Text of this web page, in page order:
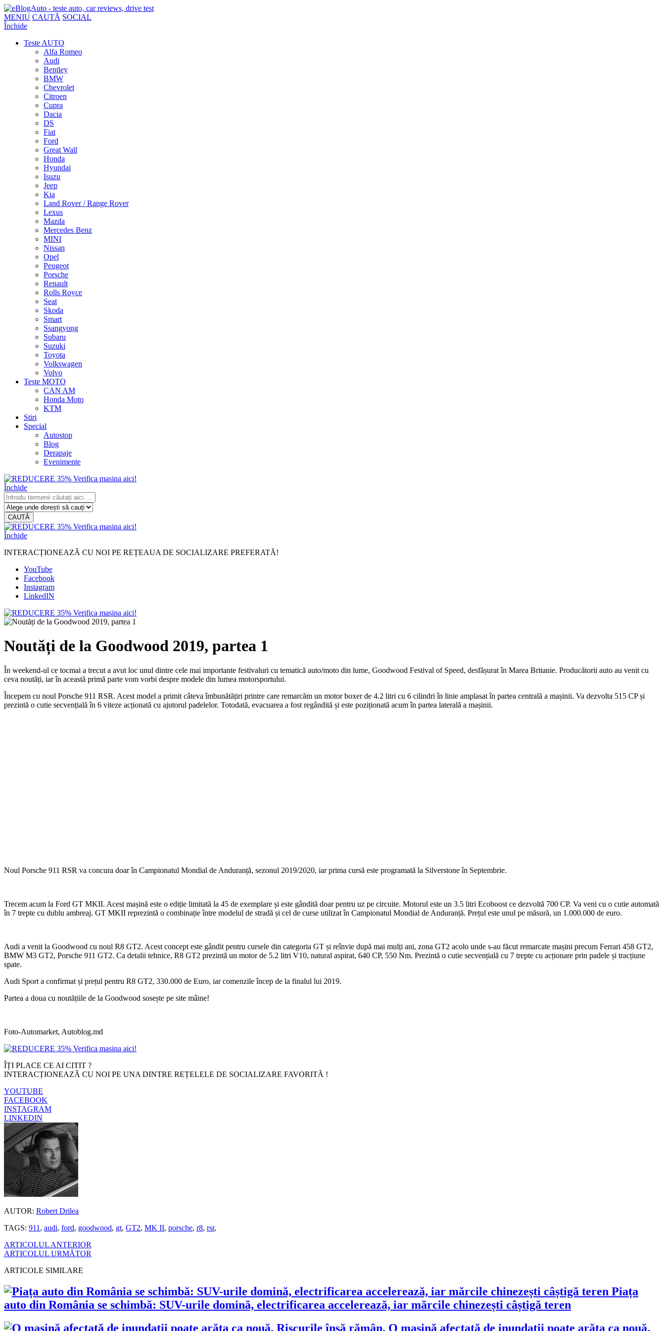
MENIU CAUTĂ SOCIAL
Închide
Teste AUTO
Alfa Romeo
Audi
Bentley
BMW
Chevrolet
Citroen
Cupra
Dacia
DS
Fiat
Ford
Great Wall
Honda
Hyundai
Isuzu
Jeep
Kia
Land Rover / Range Rover
Lexus
Mazda
Mercedes Benz
MINI
Nissan
Opel
Peugeot
Porsche
Renault
Rolls Royce
Seat
Skoda
Smart
Ssangyong
Subaru
Suzuki
Toyota
Volkswagen
Volvo
Teste MOTO
CAN AM
Honda Moto
KTM
Stiri
Special
Autostop
Blog
Derapaje
Evenimente
Închide
CAUTĂ
Închide
INTERACȚIONEAZĂ CU NOI PE REȚEAUA DE SOCIALIZARE PREFERATĂ!
YouTube
Facebook
Instagram
LinkedIN
Noutăți de la Goodwood 2019, partea 1
În weekend-ul ce tocmai a trecut a avut loc unul dintre cele mai importante festivaluri cu tematică auto/moto din lume, Goodwood Festival of Speed, desfășurat în Marea Britanie. Producătorii auto au venit cu
ceva noutăți, iar în această primă parte vom vorbi despre modele din lumea motorsportului.
Începem cu noul Porsche 911 RSR. Acest model a primit câteva îmbunătățiri printre care remarcăm un motor boxer de 4.2 litri cu 6 cilindri în linie amplasat în partea centrală a mașinii. Va dezvolta 515 CP și
prezintă o cutie secvențială în 6 viteze acționată cu ajutorul padelelor. Totodată, evacuarea a fost regândită și este poziționată acum în partea laterală a mașinii.
Noul Porsche 911 RSR va concura doar în Campionatul Mondial de Anduranță, sezonul 2019/2020, iar prima cursă este programată la Silverstone în Septembrie.
Trecem acum la Ford GT MKII. Acest mașină este o ediție limitată la 45 de exemplare și este gândită doar pentru uz pe circuite. Motorul este un 3.5 litri Ecoboost ce dezvoltă 700 CP. Va veni cu o cutie automată
în 7 trepte cu dublu ambreaj. GT MKII reprezintă o combinație între modelul de stradă și cel de curse utilizat în Campionatul Mondial de Anduranță. Prețul este unul pe măsură, un 1.000.000 de euro.
Audi a venit la Goodwood cu noul R8 GT2. Acest concept este gândit pentru cursele din categoria GT și reînvie după mai mulți ani, zona GT2 acolo unde s-au făcut remarcate mașini precum Ferrari 458 GT2,
BMW M3 GT2, Porsche 911 GT2. Ca detalii tehnice, R8 GT2 prezintă un motor de 5.2 litri V10, natural aspirat, 640 CP, 550 Nm. Prezintă o cutie secvențială cu 7 trepte cu acționare prin padele și tracțiune
spate.
Audi Sport a confirmat și prețul pentru R8 GT2, 330.000 de Euro, iar comenzile încep de la finalul lui 2019.
Partea a doua cu noutățiile de la Goodwood sosește pe site mâine!
Foto-Automarket, Autoblog.md
ÎȚI PLACE CE AI CITIT ?
INTERACȚIONEAZĂ CU NOI PE UNA DINTRE REȚELELE DE SOCIALIZARE FAVORITĂ !
YOUTUBE
FACEBOOK
INSTAGRAM
LINKEDIN
AUTOR: Robert Drilea
TAGS: 911 , audi, ford, goodwood, gt, GT2, MK II, porsche, r8, rsr,
ARTICOLUL ANTERIOR
ARTICOLUL URMĂTOR
ARTICOLE SIMILARE
Piața
auto din România se schimbă: SUV-urile domină, electrificarea accelerează, iar mărcile chinezești câștigă teren
O mașină afectată de inundații poate arăta ca nouă.